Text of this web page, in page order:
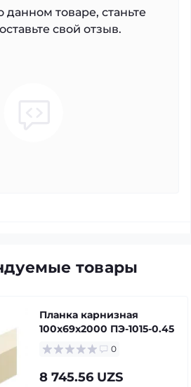
данном товаре, станьте
свой отзыв.
товары
Планка карнизная
100х69х2000 ПЭ-1015-0.45
0
8 745.56 UZS